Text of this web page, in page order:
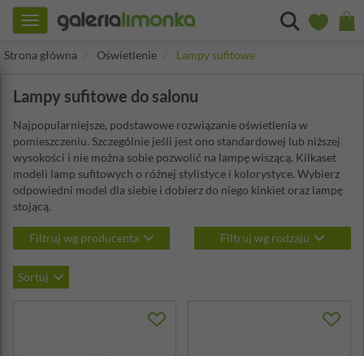
Toggle
navigation
Strona główna
Oświetlenie Lampy sufitowe
Lampy sufitowe do salonu
Najpopularniejsze, podstawowe rozwiązanie oświetlenia w
pomieszczeniu. Szczególnie jeśli jest ono standardowej lub niższej
wysokości i nie można sobie pozwolić na lampę wiszącą. Kilkaset
modeli lamp sufitowych o różnej stylistyce i kolorystyce. Wybierz
odpowiedni model dla siebie i dobierz do niego kinkiet oraz lampę
stojącą.
Filtruj wg producenta Filtruj wg rodzaju
Sortuj